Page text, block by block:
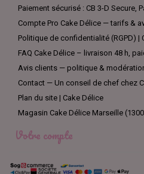
Paiement sécurisé : CB 3-D Secure,
Compte Pro Cake Délice — tarifs &
Politique de confidentialité (RGPD) |
FAQ Cake Délice – livraison 48 h,
Avis clients — politique &
Contact — Un conseil de chef chez
Plan du site | Cake Délice
Magasin Cake Délice Marseille
Votre compte